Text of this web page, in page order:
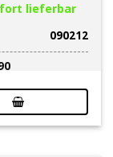
lieferbar
090212